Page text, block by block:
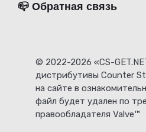
📪 Обратная связь
© 2022-2026 «CS-
дистрибутивы Counter
на сайте в
файл будет удален по
правообладателя Valve™